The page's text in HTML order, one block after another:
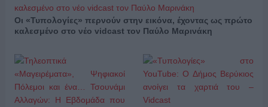
Οι «Τυπολογίες» περνούν στην εικόνα, έχοντας ως πρώτο
καλεσμένο στο νέο vidcast τον Παύλο Μαρινάκη